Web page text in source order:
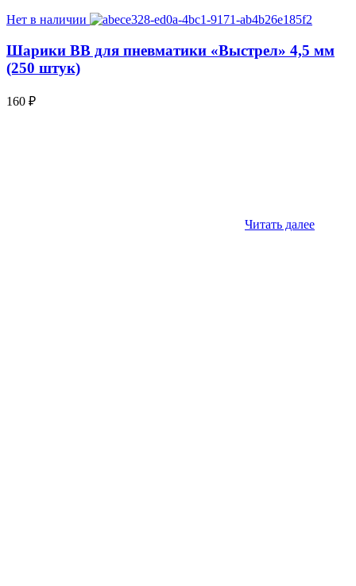
Нет в наличии
Шарики BB для пневматики «Выстрел» 4,5 мм
(250 штук)
160 ₽
Читать далее